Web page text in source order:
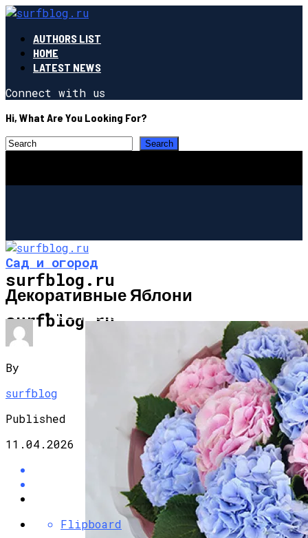
AUTHORS LIST
HOME
LATEST NEWS
Connect with us
Hi, What Are You Looking For?
surfblog.ru
surfblog.ru
САД И ОГОРОД
Сад и огород
Декоративные Яблони
By
surfblog
Published
11.04.2026
Flipboard